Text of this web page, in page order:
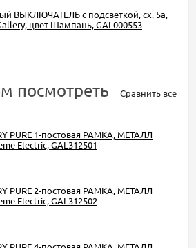
ВЫКЛЮЧАТЕЛЬ с подсветкой, сх. 5а,
цвет Шампань, GAL000553
посмотреть Сравнить все
PURE 1-постовая РАМКА, МЕТАЛЛ
Electric, GAL312501
PURE 2-постовая РАМКА, МЕТАЛЛ
Electric, GAL312502